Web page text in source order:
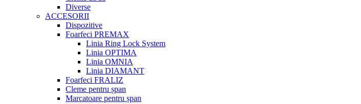
Diverse
ACCESORII
Dispozitive
Foarfeci PREMAX
Linia Ring Lock System
Linia OPTIMA
Linia OMNIA
Linia DIAMANT
Foarfeci FRALIZ
Cleme pentru șpan
Marcatoare pentru șpan